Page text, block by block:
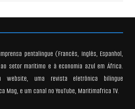
pentalíngue (Francês, Inglês, Espanhol,
setor marítimo e à economia azul em África.
website, uma revista eletrônica bilíngue
e um canal no YouTube, Maritimafrica TV.